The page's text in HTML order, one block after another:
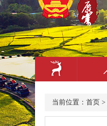
当前位置： 首页 >